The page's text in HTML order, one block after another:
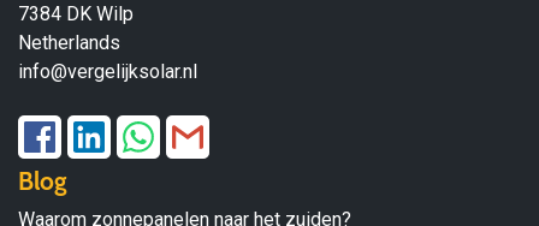
7384 DK Wilp
Netherlands
info@vergelijksolar.nl
Blog
Waarom zonnepanelen naar het zuiden?